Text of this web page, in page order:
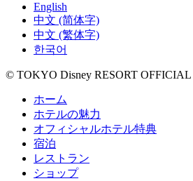
English
中文 (简体字)
中文 (繁体字)
한국어
© TOKYO Disney RESORT
ホーム
ホテルの魅力
オフィシャルホテル特典
宿泊
レストラン
ショップ